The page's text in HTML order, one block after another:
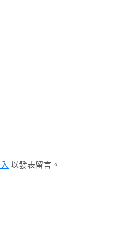
以發表留言。